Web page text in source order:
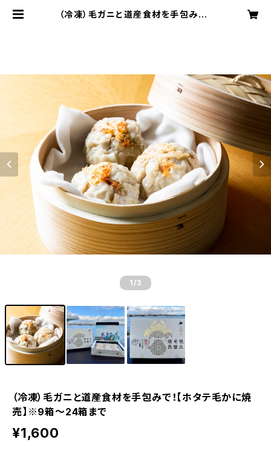
（冷凍）毛ガニと道産食材を手包みで！
1 /3
（冷凍）毛ガニと道産食材を手包みで！【ホタテ毛かに焼
売】※9箱〜24箱まで
¥1,600